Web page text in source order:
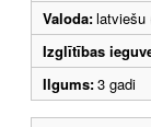
Valoda:latviešu
Izglītības
Ilgums:3 gadi